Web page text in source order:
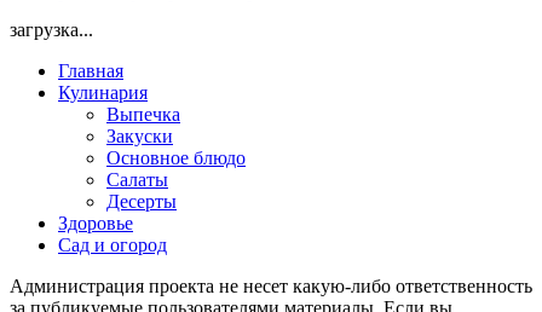
загрузка...
Главная
Кулинария
Выпечка
Закуски
Основное блюдо
Салаты
Десерты
Здоровье
Сад и огород
Администрация проекта не несет какую-либо ответственность
за публикуемые пользователями материалы. Если вы